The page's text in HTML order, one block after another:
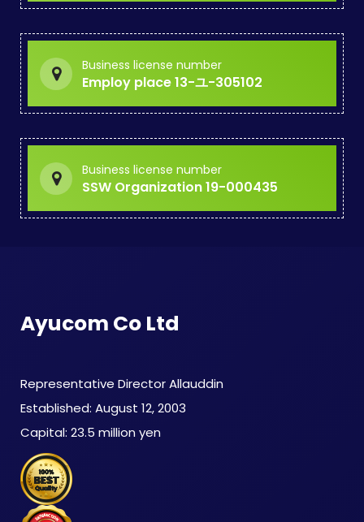
Business license number
Employ place 13-ユ-305102
Business license number
SSW Organization 19-000435
Ayucom Co Ltd
​ Representative Director Allauddin
​ Established: August 12, 2003
​ Capital: 23.5 million yen